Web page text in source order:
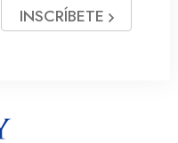
INSCRÍBETE